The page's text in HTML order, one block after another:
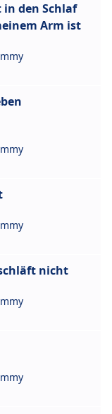
den Schlaf
Arm ist
nicht